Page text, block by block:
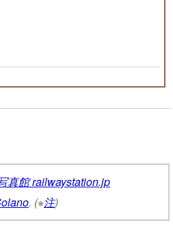
真館 railwaystation.jp
. (※注)